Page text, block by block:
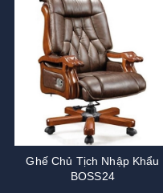
Ghế Chủ Tịch Nhập Khẩu
BOSS24